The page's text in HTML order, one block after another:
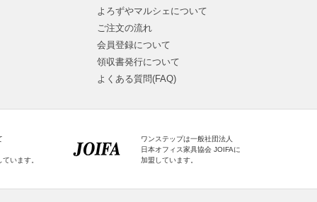
よろずやマルシェについて
ご注文の流れ
会員登録について
領収書発行について
よくある質問(FAQ)
います。
ワンステップは一般社団法人
日本オフィス家具協会 JOIFAに
加盟しています。